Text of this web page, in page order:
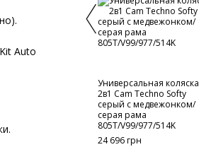
Auto
Универсальная коляска
2в1 Cam Techno Softy
серый с медвежонком/
серая рама
805T/V99/977/514K
24 696 грн